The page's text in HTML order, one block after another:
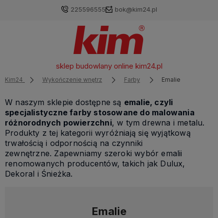
225596555 bok@kim24.pl
sklep budowlany online kim24.pl
Kim24 Wykończenie wnętrz Farby Emalie
W naszym sklepie dostępne są emalie, czyli
specjalistyczne farby stosowane do malowania
różnorodnych powierzchni, w tym drewna i metalu.
Produkty z tej kategorii wyróżniają się wyjątkową
trwałością i odpornością na czynniki
zewnętrzne. Zapewniamy szeroki wybór emalii
renomowanych producentów, takich jak Dulux,
Dekoral i Śnieżka.
Emalie